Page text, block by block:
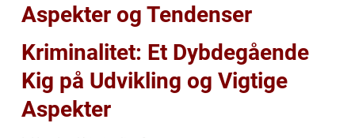
Aspekter og Tendenser
Kriminalitet: Et Dybdegående
Kig på Udvikling og Vigtige
Aspekter